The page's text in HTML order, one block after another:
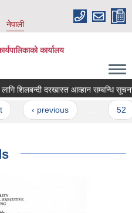
नेपाली
कार्यालय
शिलबन्दी दरखास्त आव्हान सम्बन्धि सूचना
‹ previous 52